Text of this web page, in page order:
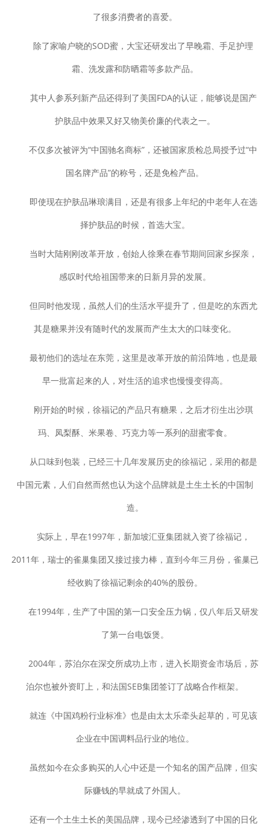
了很多消费者的喜爱。
除了家喻户晓的SOD蜜，大宝还研发出了早晚霜、手足护理
霜、洗发露和防晒霜等多款产品。
其中人参系列新产品还得到了美国FDA的认证，能够说是国产
护肤品中效果又好又物美价廉的代表之一。
不仅多次被评为“中国驰名商标”，还被国家质检总局授予过“中
国名牌产品”的称号，还是免检产品。
即使现在护肤品琳琅满目，还是有很多上年纪的中老年人在选
择护肤品的时候，首选大宝。
当时大陆刚刚改革开放，创始人徐乘在春节期间回家乡探亲，
感叹时代给祖国带来的日新月异的发展。
但同时他发现，虽然人们的生活水平提升了，但是吃的东西尤
其是糖果并没有随时代的发展而产生太大的口味变化。
最初他们的选址在东莞，这里是改革开放的前沿阵地，也是最
早一批富起来的人，对生活的追求也慢慢变得高。
刚开始的时候，徐福记的产品只有糖果，之后才衍生出沙琪
玛、凤梨酥、米果卷、巧克力等一系列的甜蜜零食。
从口味到包装，已经三十几年发展历史的徐福记，采用的都是
中国元素，人们自然而然也认为这个品牌就是土生土长的中国制
造。
实际上，早在1997年，新加坡汇亚集团就入资了徐福记，
2011年，瑞士的雀巢集团又接过接力棒，直到今年三月份，雀巢已
经收购了徐福记剩余的40%的股份。
在1994年，生产了中国的第一口安全压力锅，仅八年后又研发
了第一台电饭煲。
2004年，苏泊尔在深交所成功上市，进入长期资金市场后，苏
泊尔也被外资盯上，和法国SEB集团签订了战略合作框架。
就连《中国鸡粉行业标准》也是由太太乐牵头起草的，可见该
企业在中国调料品行业的地位。
虽然如今在众多购买的人心中还是一个知名的国产品牌，但实
际赚钱的早就成了外国人。
还有一个土生土长的美国品牌，现今已经渗透到了中国的日化